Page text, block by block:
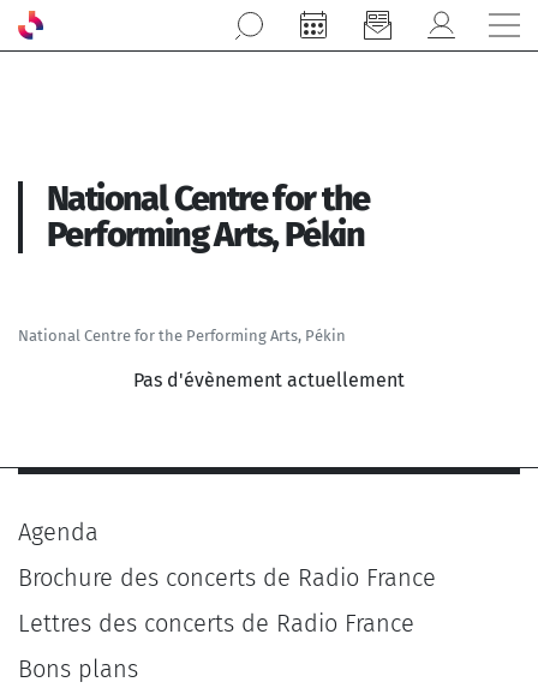
Aller au contenu principal
National Centre for the
Performing Arts, Pékin
National Centre for the Performing Arts, Pékin
Pas d'évènement actuellement
Agenda
Brochure des concerts de Radio France
Lettres des concerts de Radio France
Bons plans